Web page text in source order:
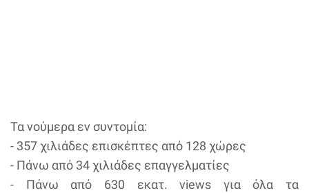
Τα νούμερα εν συντομία:
- 357 χιλιάδες επισκέπτες από 128 χώρες
- Πάνω από 34 χιλιάδες επαγγελματίες
- Πάνω από 630 εκατ. views για όλα τα